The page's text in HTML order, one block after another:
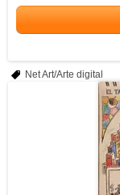
Net Art/Arte digital